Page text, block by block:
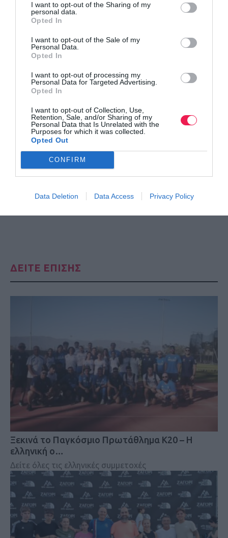
I want to opt-out of the Sharing of my
personal data.
Opted In
I want to opt-out of the Sale of my
Personal Data.
Opted In
I want to opt-out of processing my
Personal Data for Targeted Advertising.
Opted In
I want to opt-out of Collection, Use,
Retention, Sale, and/or Sharing of my
Personal Data that Is Unrelated with the
Purposes for which it was collected.
Opted Out
CONFIRM
Data Deletion Data Access Privacy Policy
FacebookκαιTwitter
ΔΕΙΤΕ ΕΠΙΣΗΣ
Ξεκινά το Παγκόσμιο Πρωτάθλημα Κ20 – Η
ελληνική ο…
Δείτε όλες τις ελληνικές συμμετοχές